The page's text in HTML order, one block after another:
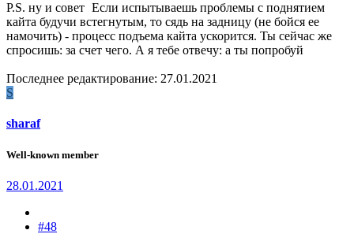
P.S. ну и совет Если испытываешь проблемы с поднятием
кайта будучи встегнутым, то сядь на задницу (не бойся ее
намочить) - процесс подъема кайта ускорится. Ты сейчас же
спросишь: за счет чего. А я тебе отвечу: а ты попробуй
Последнее редактирование: 27.01.2021
S
sharaf
Well-known member
28.01.2021
#48